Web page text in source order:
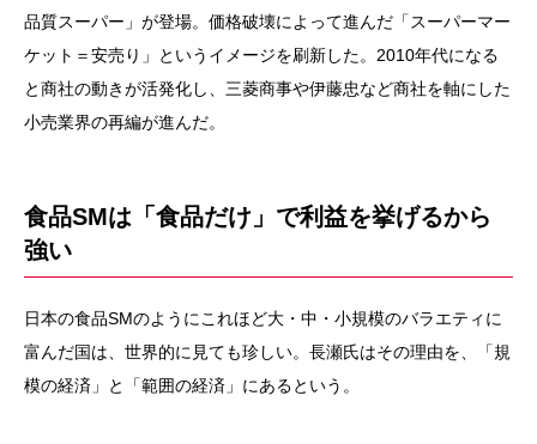
品質スーパー」が登場。価格破壊によって進んだ「スーパーマー
ケット＝安売り」というイメージを刷新した。2010年代になる
と商社の動きが活発化し、三菱商事や伊藤忠など商社を軸にした
小売業界の再編が進んだ。
食品SMは「食品だけ」で利益を挙げるから
強い
日本の食品SMのようにこれほど大・中・小規模のバラエティに
富んだ国は、世界的に見ても珍しい。長瀬氏はその理由を、「規
模の経済」と「範囲の経済」にあるという。